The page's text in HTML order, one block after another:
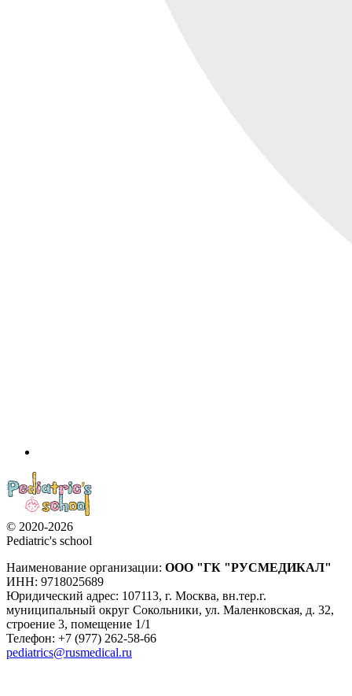
© 2020-2026
Pediatric's school
Наименование организации: ООО "ГК "РУСМЕДИКАЛ"
ИНН: 9718025689
Юридический адрес: 107113, г. Москва, вн.тер.г.
муниципальный округ Сокольники, ул. Маленковская, д. 32,
строение 3, помещение 1/1
Телефон: +7 (977) 262-58-66
pediatrics@rusmedical.ru